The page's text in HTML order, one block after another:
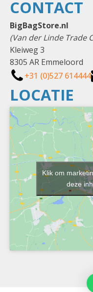
LOCATIE
Klik om
deze
CONTACT
BigBagStore.nl
(Van der Linde Trade
Kleiweg 3
8305 AR Emmeloord
+31 (0)527 614444